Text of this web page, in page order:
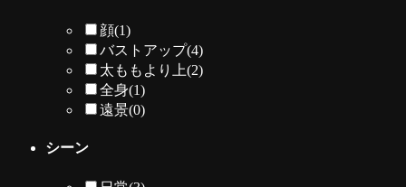
顔(1)
バストアップ(4)
太ももより上(2)
全身(1)
遠景(0)
シーン